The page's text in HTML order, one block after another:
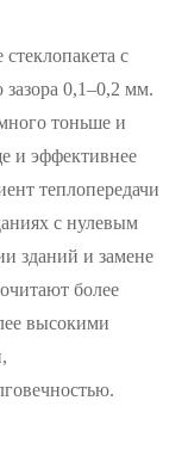
с
0,1–0,2 мм.
тоньше и
и эффективнее
теплопередачи
с нулевым
зданий и замене
более
высокими